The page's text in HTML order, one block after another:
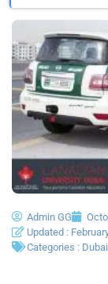
Admin GG
Updated :
Categories : Dubai